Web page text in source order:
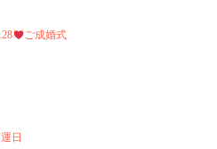
ご成婚式
日